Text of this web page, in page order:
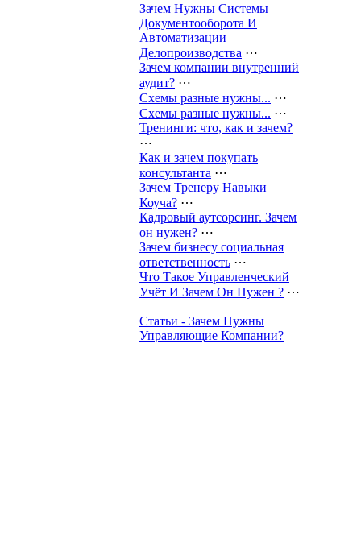
Зачем Нужны Системы
Документооборота И
Автоматизации
Делопроизводства ⋯
Зачем компании внутренний
аудит? ⋯
Схемы разные нужны... ⋯
Схемы разные нужны... ⋯
Тренинги: что, как и зачем?
⋯
Как и зачем покупать
консультанта ⋯
Зачем Тренеру Навыки
Коуча? ⋯
Кадровый аутсорсинг. Зачем
он нужен? ⋯
Зачем бизнесу социальная
ответственность ⋯
Что Такое Управленческий
Учёт И Зачем Он Нужен ? ⋯
Статьи - Зачем Нужны
Управляющие Компании?